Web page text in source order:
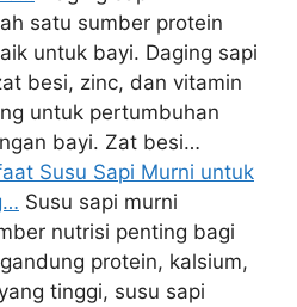
satu sumber protein
untuk bayi. Daging sapi
besi, zinc, dan vitamin
untuk pertumbuhan
bayi. Zat besi…
Susu Sapi Murni untuk
Susu sapi murni
nutrisi penting bagi
protein, kalsium,
tinggi, susu sapi